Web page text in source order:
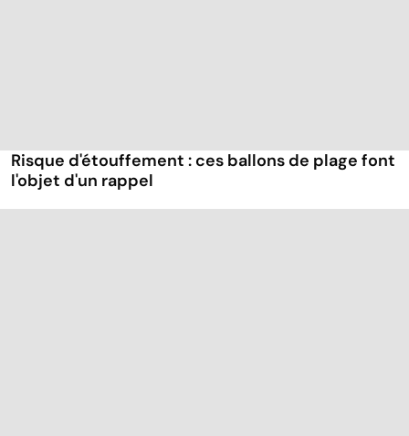
Risque d'étouffement : ces ballons de plage font
l'objet d'un rappel